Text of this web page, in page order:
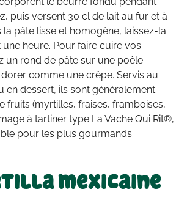
puis versent 30 cl de lait au fur et à
la pâte lisse et homogène, laissez-la
heure. Pour faire cuire vos
un rond de pâte sur une poêle
comme une crêpe. Servis au
en dessert, ils sont généralement
fruits (myrtilles, fraises, framboises,
à tartiner type La Vache Qui Rit®,
pour les plus gourmands.
mexicaine